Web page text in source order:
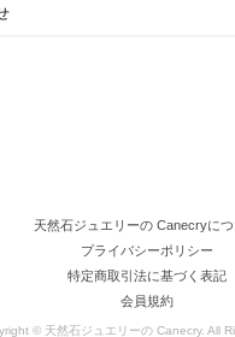
天然石ジュエリーの Canecryに
プライバシーポリシー
特定商取引法に基づく表記
会員規約
© 天然石ジュエリーの Canecry. All